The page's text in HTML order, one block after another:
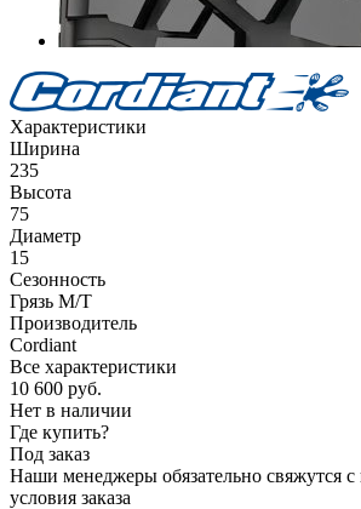
Характеристики
Ширина
235
Высота
75
Диаметр
15
Сезонность
Грязь M/T
Производитель
Cordiant
Все характеристики
10 600 руб.
Нет в наличии
Где купить?
Под заказ
Наши менеджеры обязательно свяжутся с
условия заказа